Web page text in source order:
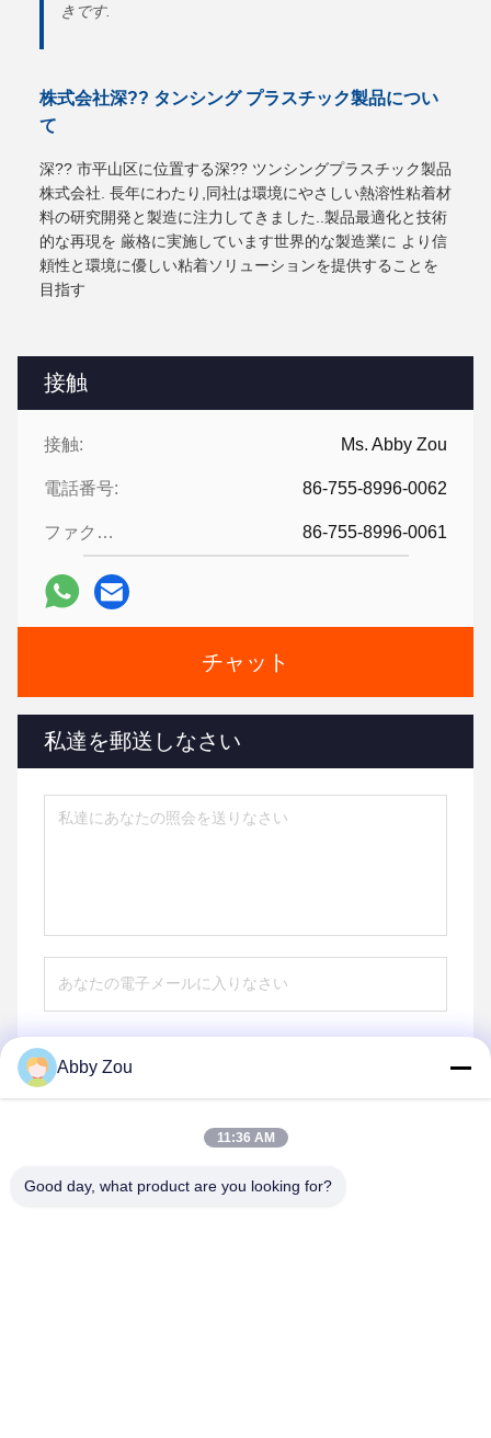
接触
接触: Ms. Abby Zou
電話番号: 86-755-8996-0062
ファクシミリ: 86-755-8996-0061
チャット
私達を郵送しなさい
きです.
株式会社深?? タンシング プラスチック製品につい
て
深?? 市平山区に位置する深?? ツンシングプラスチック製品
株式会社. 長年にわたり,同社は環境にやさしい熱溶性粘着材
料の研究開発と製造に注力してきました..製品最適化と技術
的な再現を 厳格に実施しています世界的な製造業に より信
頼性と環境に優しい粘着ソリューションを提供することを
目指す
Abby Zou
11:36 AM
Good day, what product are you looking for?